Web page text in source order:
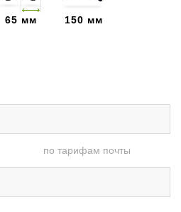
65 мм 150 мм
по тарифам почты